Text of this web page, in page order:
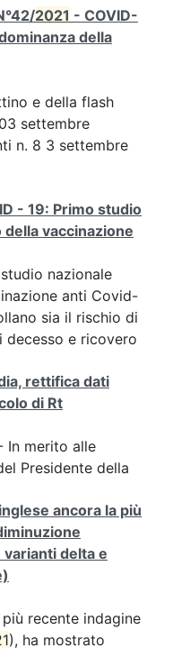
2021 - COVID-
della
e della flash
settembre
n. 8 3 settembre
- 19: Primo studio
della vaccinazione
nazionale
anti Covid-
sia il rischio di
decesso e ricovero
rettifica dati
di Rt
In merito alle
Presidente della
ancora la più
delta e
recente indagine
), ha mostrato